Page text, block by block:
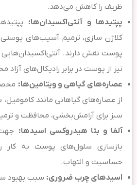
ظریف را کاهش می‌دهد.
پپتیدها و آنتی‌اکسیدان‌ها:
کلاژن سازی، ترمیم آسیب‌های پوستی
نیز از پوست در برابر رادیکال‌های
عصاره‌های گیاهی و ویتامین‌ها:
از عصاره‌های گیاهانی مانند کامومیل،
سبز برای آرامش‌بخشی، محافظت و
آلفا و بتا هیدروکسی اسیدها: جهت
بازسازی سلول‌های پوست به کار
حساسیت و التهاب.
اسیدهای چرب ضروری: سبب بهبود